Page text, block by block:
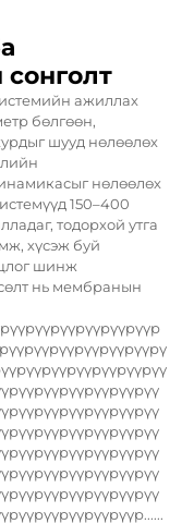
ажиллах
бөлгөөн,
шууд нөлөөлөх
нөлөөлөх
150–400
тодорхой утга
хүсэж буй
шинж
нь мембранын